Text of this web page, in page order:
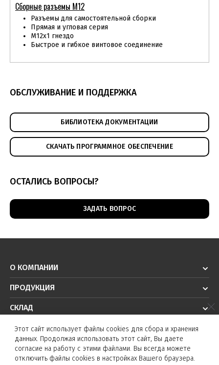
Сборные разъемы М12
Разъемы для самостоятельной сборки
Прямая и угловая серия
М12х1 гнездо
Быстрое и гибкое винтовое соединение
ОБСЛУЖИВАНИЕ И ПОДДЕРЖКА
БИБЛИОТЕКА ДОКУМЕНТАЦИИ
СКАЧАТЬ ПРОГРАММНОЕ ОБЕСПЕЧЕНИЕ
ОСТАЛИСЬ ВОПРОСЫ?
ЗАДАТЬ ВОПРОС
О КОМПАНИИ
ПРОДУКЦИЯ
СКЛАД
РЕШЕНИЯ
ТЕХПОДДЕРЖКА
Этот сайт использует файлы cookies для сбора и хранения
данных. Продолжая использовать этот сайт, Вы даете
согласие на работу с этими файлами. Вы всегда можете
отключить файлы cookies в настройках Вашего браузера.